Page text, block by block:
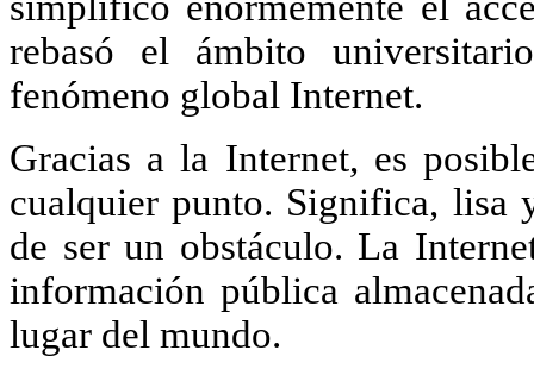
rebasó el ámbito
fenómeno global Internet.
Gracias a la Internet, es
cualquier punto. Significa, lisa
de ser un obstáculo. La
información pública
lugar del mundo.